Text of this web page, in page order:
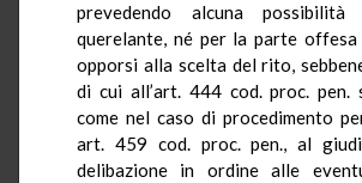
prevedendo alcuna
querelante, né per la parte
opporsi alla scelta del rito,
di cui all’art. 444 cod. proc. pen.
come nel caso di procedimento
art. 459 cod. proc. pen., al
delibazione in ordine alle